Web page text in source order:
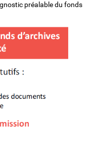
préalable du fonds